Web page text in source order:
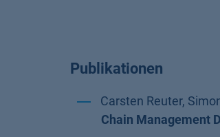
Publikationen
Carsten Reuter,
Chain Management